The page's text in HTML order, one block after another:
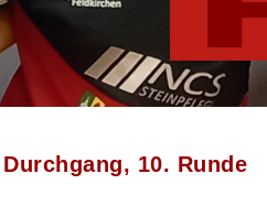
10. Runde